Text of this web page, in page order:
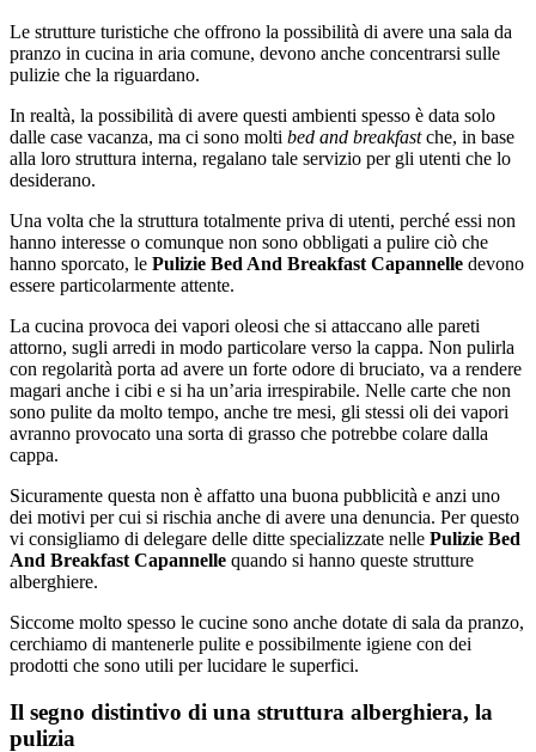
Le strutture turistiche che offrono la possibilità di avere una sala da
pranzo in cucina in aria comune, devono anche concentrarsi sulle
pulizie che la riguardano.
In realtà, la possibilità di avere questi ambienti spesso è data solo
dalle case vacanza, ma ci sono molti bed and breakfastche, in base
alla loro struttura interna, regalano tale servizio per gli utenti che lo
desiderano.
Una volta che la struttura totalmente priva di utenti, perché essi non
hanno interesse o comunque non sono obbligati a pulire ciò che
hanno sporcato, le Pulizie Bed And Breakfast Capannelle devono
essere particolarmente attente.
La cucina provoca dei vapori oleosi che si attaccano alle pareti
attorno, sugli arredi in modo particolare verso la cappa. Non pulirla
con regolarità porta ad avere un forte odore di bruciato, va a rendere
magari anche i cibi e si ha un’aria irrespirabile. Nelle carte che non
sono pulite da molto tempo, anche tre mesi, gli stessi oli dei vapori
avranno provocato una sorta di grasso che potrebbe colare dalla
cappa.
Sicuramente questa non è affatto una buona pubblicità e anzi uno
dei motivi per cui si rischia anche di avere una denuncia. Per questo
vi consigliamo di delegare delle ditte specializzate nelle Pulizie Bed
And Breakfast Capannelle quando si hanno queste strutture
alberghiere.
Siccome molto spesso le cucine sono anche dotate di sala da pranzo,
cerchiamo di mantenerle pulite e possibilmente igiene con dei
prodotti che sono utili per lucidare le superfici.
Il segno distintivo di una struttura alberghiera, la
pulizia